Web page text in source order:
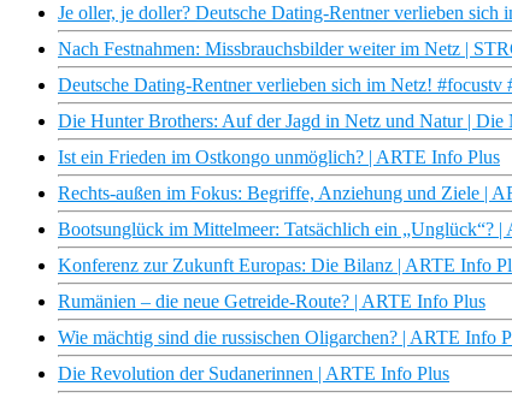
Je oller, je doller? Deutsche Dating-Rentner verlieben sich
Nach Festnahmen: Missbrauchsbilder weiter im Netz |
Deutsche Dating-Rentner verlieben sich im Netz! #focustv
Die Hunter Brothers: Auf der Jagd in Netz und Natur |
Ist ein Frieden im Ostkongo unmöglich? | ARTE Info Plus
Rechts-außen im Fokus: Begriffe, Anziehung und Ziele |
Bootsunglück im Mittelmeer: Tatsächlich ein „Unglück“? |
Konferenz zur Zukunft Europas: Die Bilanz | ARTE Info
Rumänien – die neue Getreide-Route? | ARTE Info Plus
Wie mächtig sind die russischen Oligarchen? | ARTE Info
Die Revolution der Sudanerinnen | ARTE Info Plus